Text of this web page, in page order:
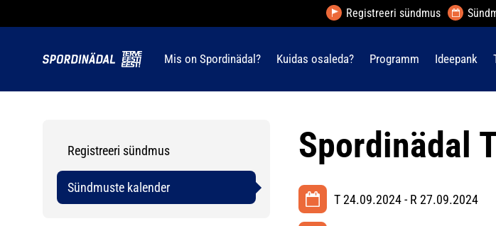
Registreeri sündmus
Mis on Spordinädal? Kuidas osaleda? Programm Ideepank
Registreeri sündmus
Sündmuste kalender
Spordinädal
T 24.09.2024 - R 27.09.2024